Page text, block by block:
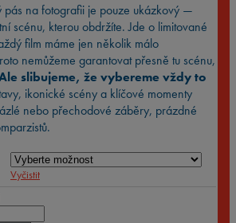
pás na fotografii je pouze ukázkový —
scénu, kterou obdržíte. Jde o limitované
film máme jen několik málo
nemůžeme garantovat přesně tu scénu,
slibujeme, že vybereme vždy to
ikonické scény a klíčové momenty
nebo přechodové záběry, prázdné
Vyčistit